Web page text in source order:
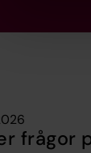
frågor